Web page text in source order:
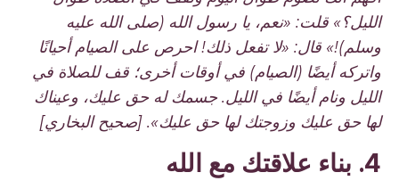
الليل؟» قلت: «نعم، يا رسول الله (صلى الله عليه
وسلم)!» قال: «لا تفعل ذلك! احرص على الصيام أحيانًا
واتركه أيضًا (الصيام) في أوقات أخرى؛ قف للصلاة في
الليل ونام أيضًا في الليل. جسمك له حق عليك، وعيناك
لها حق عليك وزوجتك لها حق عليك». [صحيح البخاري]